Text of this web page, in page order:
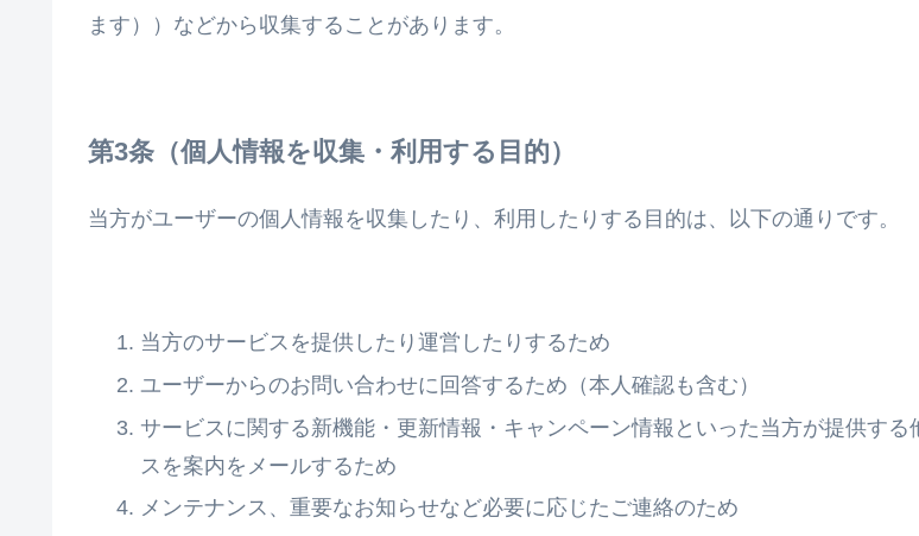
ます））などから収集することがあります。
個人情報を収集・利用する目的
当方がユーザーの個人情報を収集したり、利用したりする目的は、以下の通りです。
当方のサービスを提供したり運営したりするため
ユーザーからのお問い合わせに回答するため（本人確認も含む）
サービスに関する新機能・更新情報・キャンペーン情報といった当方が提供する
スを案内をメールするため
メンテナンス、重要なお知らせなど必要に応じたご連絡のため